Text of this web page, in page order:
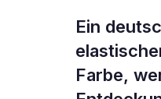
Ein
Farbe,